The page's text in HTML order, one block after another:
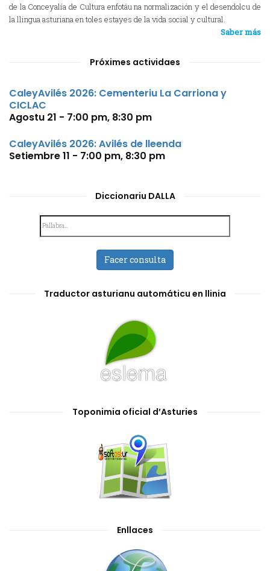
de la Conceyalía de Cultura enfotáu na normalización y el desendolcu de
la llingua asturiana en toles estayes de la vida social y cultural.
Saber más
Próximes actividaes
CaleyAvilés 2026: Cementeriu La Carriona y
CICLAC
Agostu 21 - 7:00 pm, 8:30 pm
CaleyAvilés 2026: Avilés de lleenda
Setiembre 11 - 7:00 pm, 8:30 pm
Diccionariu DALLA
Facer consulta
Traductor asturianu automáticu en llinia
Toponimia oficial d’Asturies
Enllaces